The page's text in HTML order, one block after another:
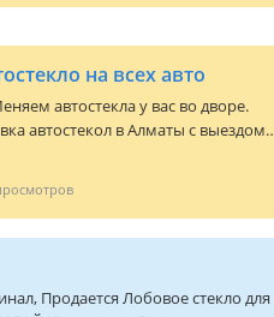
на всех авто
автостекла у вас во дворе.
автостекол в Алматы с выездом
авто
Продается Лобовое стекло для